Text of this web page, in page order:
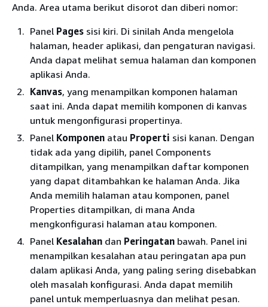
Anda. Area utama berikut disorot dan diberi nomor:
Panel Pages sisi kiri. Di sinilah Anda mengelola
halaman, header aplikasi, dan pengaturan navigasi.
Anda dapat melihat semua halaman dan komponen
aplikasi Anda.
Kanvas, yang menampilkan komponen halaman
saat ini. Anda dapat memilih komponen di kanvas
untuk mengonfigurasi propertinya.
Panel Komponen atau Properti sisi kanan. Dengan
tidak ada yang dipilih, panel Components
ditampilkan, yang menampilkan daftar komponen
yang dapat ditambahkan ke halaman Anda. Jika
Anda memilih halaman atau komponen, panel
Properties ditampilkan, di mana Anda
mengkonfigurasi halaman atau komponen.
Panel Kesalahan dan Peringatan bawah. Panel ini
menampilkan kesalahan atau peringatan apa pun
dalam aplikasi Anda, yang paling sering disebabkan
oleh masalah konfigurasi. Anda dapat memilih
panel untuk memperluasnya dan melihat pesan.